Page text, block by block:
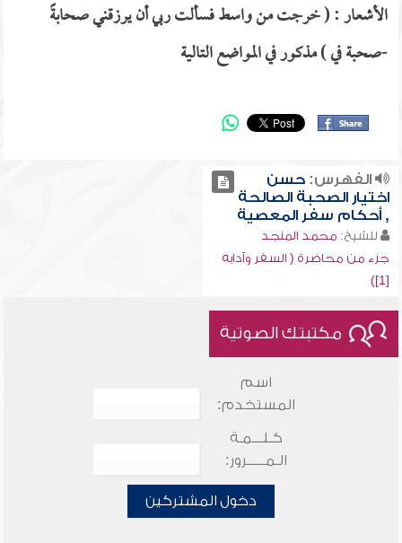
الأشعار : ( خرجت من واسط فسألت ربي أن يرزقني صحابةً
-صحبة في ) مذكور في المواضع التالية
الفهرس:حسن
اختيار الصحبة الصالحة
, أحكام سفر المعصية
للشيخ: محمد المنجد
جزء من محاضرة ( السفر وآدابه
[1])
مكتبتك الصوتية
اسم
المستخدم:
كـلـــمـة
الـمـــــرور:
دخول المشتركين